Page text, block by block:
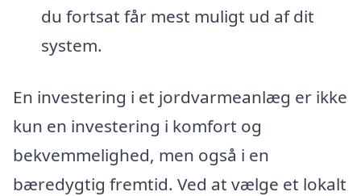
du fortsat får mest muligt ud af dit
system.
En investering i et jordvarmeanlæg er ikke
kun en investering i komfort og
bekvemmelighed, men også i en
bæredygtig fremtid. Ved at vælge et lokalt